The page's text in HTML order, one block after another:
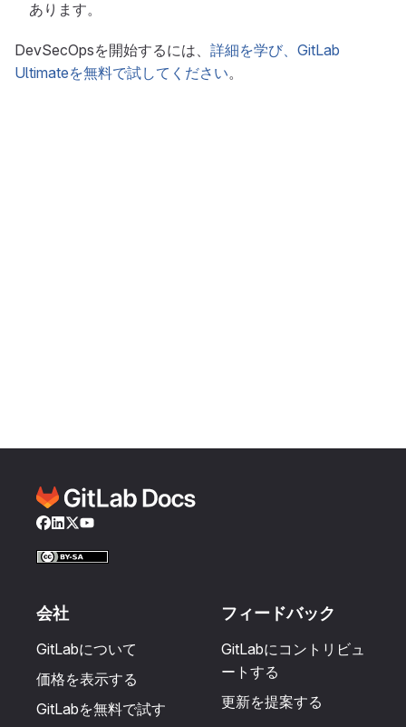
あります。
DevSecOpsを開始するには、 詳細を学び、GitLab
Ultimateを無料で試してください。
Facebook
LinkedIn
Twitter
YouTube
会社
GitLabについて
価格を表示する
GitLabを無料で試す
フィードバック
GitLabにコントリビュ
ートする
更新を提案する